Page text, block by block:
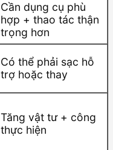
Cần dụng cụ phù
hợp + thao tác thận
trọng hơn
Có thể phải sạc hỗ
trợ hoặc thay
Tăng vật tư + công
thực hiện